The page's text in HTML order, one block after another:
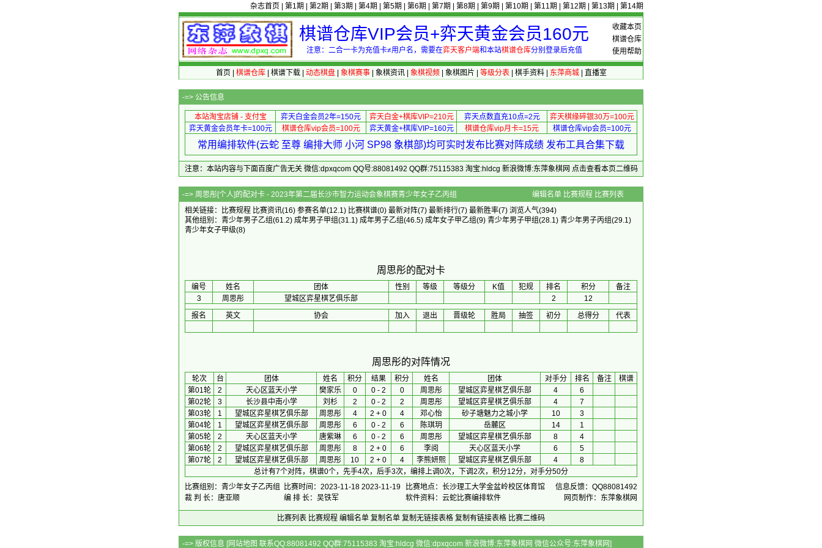
杂志首页 第1期 第2期 第3期 第4期 第5期 第6期 第7期 第8期 第9期 第10期 第11期 第12期 第13期 第14期
收藏本页
棋谱仓库
使用帮助
棋谱仓库VIP会员+弈天黄金会员160元
注意：二合一卡为充值卡≠用户名，需要在弈天客户端和本站棋谱仓库分别登录后充值
首页 棋谱仓库| 棋谱下载| 动态棋盘| 象棋赛事| 象棋资讯| 象棋视频 象棋图片 等级分表| 棋手资料| 东萍商城| 直播室
-=> 公告信息
本站淘宝店铺 - 支付宝 弈天白金会员2年=150元 弈天白金+棋库VIP=210元 弈天点数直充10点=2元
弈天棋缘碎银30万=100元
弈天黄金会员年卡=100元
棋谱仓库vip会员=100元 弈天黄金+棋库VIP=160元 棋谱仓库vip月卡=15元 棋谱仓库vip会员=100元
常用编排软件(云蛇 至尊 编排大师 小河 SP98 象棋部)均可实时发布比赛对阵成绩 发布工具合集下载
注意：本站内容与下面百度广告无关 微信:dpxqcom QQ号:88081492 QQ群:75115383 淘宝:hldcg 新浪微博:东萍象棋网 点击查看本页二维码
-=> 周思彤[个人]的配对卡 - 2023年第二届长沙市智力运动会象棋赛青少年女子乙丙组 编辑名单 比赛规程 比赛列表
相关链接：
比赛规程 比赛资讯(16) 参赛名单(12.1) 比赛棋谱(0) 最新对阵(7) 最新排行(7) 最新胜率(7) 浏览人气(394)
其他组别： 青少年男子乙组(61.2) 成年男子甲组(31.1) 成年男子乙组(46.5) 成年女子甲乙组(9) 青少年男子甲组(28.1) 青少年男子丙组(29.1)
青少年女子甲级(8)
周思彤的配对卡
编号 姓名 团体 性别 等级 等级分 K值 犯规 排名 积分
备注
3
周思彤 望城区弈星棋艺俱乐部 2
12
报名
英文 协会 加入 退出 晋级轮 胜局 抽签 初分 总得分 代表
周思彤的对阵情况
轮次 台 团体 姓名 积分 结果 积分 姓名 团体 对手分 排名 备注
棋谱
第01轮
2 天心区蓝天小学 樊家乐 0 0 - 2 0 周思彤 望城区弈星棋艺俱乐部 4
6
第02轮
3 长沙县中南小学 刘杉 2 0 - 2 2 周思彤 望城区弈星棋艺俱乐部 4
7
第03轮
1 望城区弈星棋艺俱乐部 周思彤 4 2 + 0 4 邓心怡 砂子塘魅力之城小学 10
3
第04轮
1 望城区弈星棋艺俱乐部 周思彤 6 0 - 2 6 陈琪玥 岳麓区 14
1
第05轮
2 天心区蓝天小学 唐紫琳 6 0 - 2 6 周思彤 望城区弈星棋艺俱乐部 8
4
第06轮
2 望城区弈星棋艺俱乐部 周思彤 8 2 + 0 6 李阅 天心区蓝天小学 6
5
第07轮
2 望城区弈星棋艺俱乐部 周思彤 10 2 + 0 4 李熊妍熙 望城区弈星棋艺俱乐部 4
8
总计有7个对阵，棋谱0个，先手4次，后手3次，编排上调0次，下调2次，积分12分，对手分50分
比赛组别：青少年女子乙丙组
比赛时间：2023-11-18 2023-11-19 比赛地点：长沙理工大学金盆岭校区体育馆
信息反馈：QQ88081492
裁 判 长：唐亚顺
编 排 长：吴铁军 软件资料：云蛇比赛编排软件 网页制作：东萍象棋网
比赛列表 比赛规程 编辑名单 复制名单 复制无链接表格 复制有链接表格 比赛二维码
-=> 版权信息 [网站地图 联系QQ:88081492 QQ群:75115383 淘宝:hldcg 微信:dpxqcom 新浪微博:东萍象棋网 微信公众号:东萍象棋网]